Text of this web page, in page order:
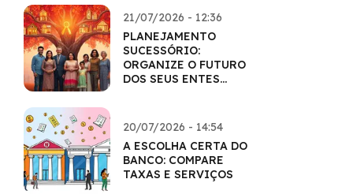
21/07/2026 - 12:36
PLANEJAMENTO
SUCESSÓRIO:
ORGANIZE O FUTURO
DOS SEUS ENTES
20/07/2026 - 14:54
A ESCOLHA CERTA DO
BANCO: COMPARE
TAXAS E SERVIÇOS